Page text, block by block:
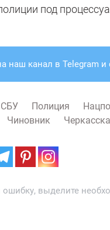
под
наш канал в Telegram
СБУ Полиция
Чиновник
выделите